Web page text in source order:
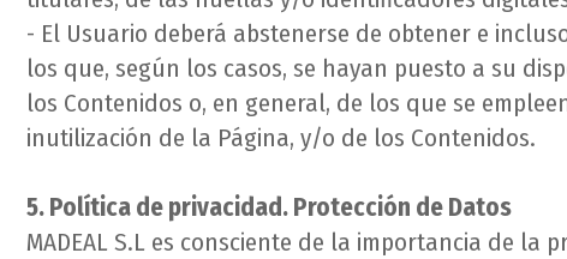
- El Usuario deberá abstenerse de obtener e
los que, según los casos, se hayan puesto a su
los Contenidos o, en general, de los que se
inutilización de la Página, y/o de los Contenidos.
5. Política de privacidad. Protección de Datos
MADEAL S.L es consciente de la importancia de